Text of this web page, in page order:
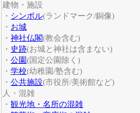
建物・施設
・ シンボル(ランドマーク/銅像)
・ お城
・ 神社仏閣(教会含む)
・ 史跡(お城と神社は含まない)
・ 公園(国定公園除く)
・ 学校(幼稚園/塾含む)
・ 公共施設(市役所/美術館など)
人・混雑
・ 観光地・名所の混雑